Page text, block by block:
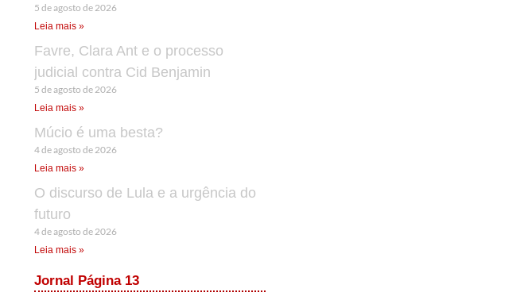
5 de agosto de 2026
Leia mais »
Favre, Clara Ant e o processo
judicial contra Cid Benjamin
5 de agosto de 2026
Leia mais »
Múcio é uma besta?
4 de agosto de 2026
Leia mais »
O discurso de Lula e a urgência do
futuro
4 de agosto de 2026
Leia mais »
Jornal Página 13